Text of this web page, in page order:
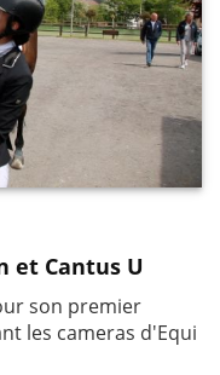
et Cantus U
son premier
les cameras d'Equi